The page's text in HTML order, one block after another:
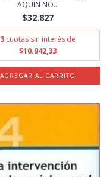
AQUIN NO...
$32.827
3 cuotas sin interés de
$10.942,33